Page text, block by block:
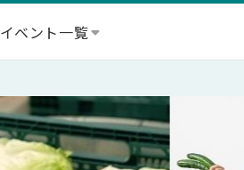
イベント一覧
説明会・セミナー
インターン